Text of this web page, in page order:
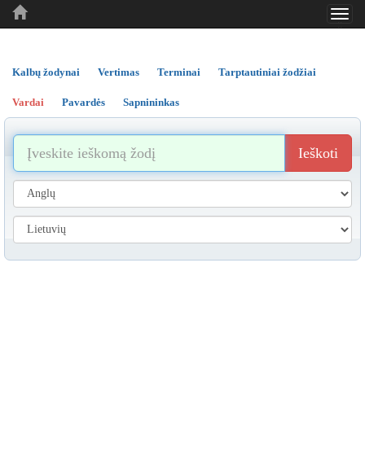
..
..
Kalbų žodynai Vertimas Terminai Tarptautiniai žodžiai
Vardai Pavardės Sapnininkas
Ieškoti